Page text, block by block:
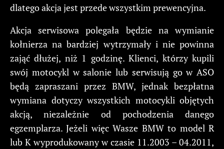
dlatego akcja jest przede wszystkim prewencyjna.
Akcja serwisowa polegała będzie na wymianie
kołnierza na bardziej wytrzymały i nie powinna
zająć dłużej, niż 1 godzinę. Klienci, którzy kupili
swój motocykl w salonie lub serwisują go w ASO
będą zapraszani przez BMW, jednak bezpłatna
wymiana dotyczy wszystkich motocykli objętych
akcją, niezależnie od pochodzenia danego
egzemplarza. Jeżeli więc Wasze BMW to model R
lub K wyprodukowany w czasie 11.2003 – 04.2011,